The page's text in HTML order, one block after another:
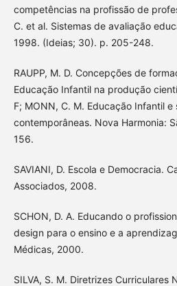
competências na profissão de
C. et al. Sistemas de avaliação
1998. (Ideias; 30). p. 205-248.
RAUPP, M. D. Concepções de
Educação Infantil na produção
F; MONN, C. M. Educação Infantil
contemporâneas. Nova Harmonia:
156.
SAVIANI, D. Escola e Democracia.
Associados, 2008.
SCHON, D. A. Educando o
design para o ensino e a
Médicas, 2000.
SILVA, S. M. Diretrizes Curriculares